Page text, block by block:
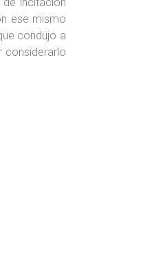
ese mismo
condujo a
considerarlo